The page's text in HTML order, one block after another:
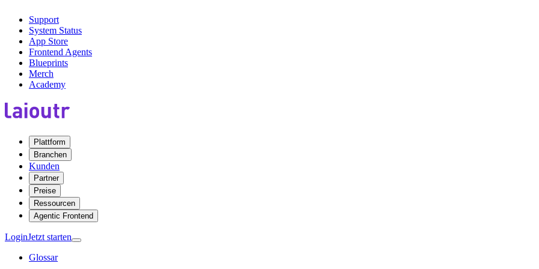
Support
System Status
App Store
Frontend Agents
Blueprints
Merch
Academy
Plattform
Branchen
Kunden
Partner
Preise
Ressourcen
Agentic Frontend
LoginJetzt starten
Glossar